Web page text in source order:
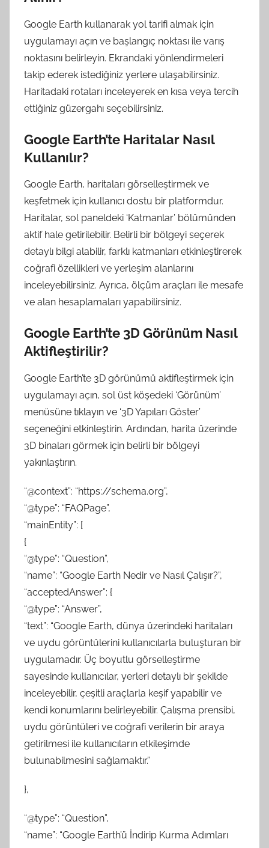
Google Earth kullanarak yol tarifi almak için
uygulamayı açın ve başlangıç noktası ile varış
noktasını belirleyin. Ekrandaki yönlendirmeleri
takip ederek istediğiniz yerlere ulaşabilirsiniz.
Haritadaki rotaları inceleyerek en kısa veya tercih
ettiğiniz güzergahı seçebilirsiniz.
Google Earth’te Haritalar Nasıl
Kullanılır?
Google Earth, haritaları görselleştirmek ve
keşfetmek için kullanıcı dostu bir platformdur.
Haritalar, sol paneldeki ‘Katmanlar’ bölümünden
aktif hale getirilebilir. Belirli bir bölgeyi seçerek
detaylı bilgi alabilir, farklı katmanları etkinleştirerek
coğrafi özellikleri ve yerleşim alanlarını
inceleyebilirsiniz. Ayrıca, ölçüm araçları ile mesafe
ve alan hesaplamaları yapabilirsiniz.
Google Earth’te 3D Görünüm Nasıl
Aktifleştirilir?
Google Earth’te 3D görünümü aktifleştirmek için
uygulamayı açın, sol üst köşedeki ‘Görünüm’
menüsüne tıklayın ve ‘3D Yapıları Göster’
seçeneğini etkinleştirin. Ardından, harita üzerinde
3D binaları görmek için belirli bir bölgeyi
yakınlaştırın.
“@context”: “https://schema.org”,
“@type”: “FAQPage”,
“mainEntity”: [
{
“@type”: “Question”,
“name”: “Google Earth Nedir ve Nasıl Çalışır?”,
“acceptedAnswer”: {
“@type”: “Answer”,
“text”: “Google Earth, dünya üzerindeki haritaları
ve uydu görüntülerini kullanıcılarla buluşturan bir
uygulamadır. Üç boyutlu görselleştirme
sayesinde kullanıcılar, yerleri detaylı bir şekilde
inceleyebilir, çeşitli araçlarla keşif yapabilir ve
kendi konumlarını belirleyebilir. Çalışma prensibi,
uydu görüntüleri ve coğrafi verilerin bir araya
getirilmesi ile kullanıcıların etkileşimde
bulunabilmesini sağlamaktır.”
},
“@type”: “Question”,
“name”: “Google Earth’ü İndirip Kurma Adımları